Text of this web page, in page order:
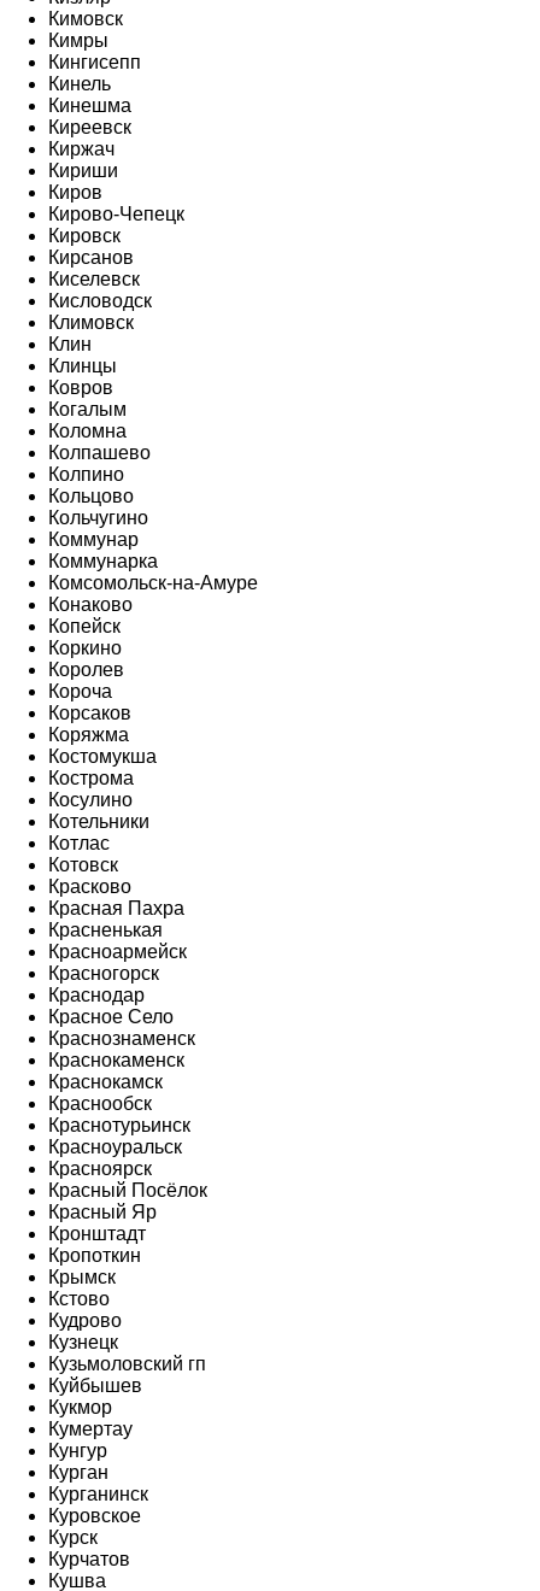
Кимовск
Кимры
Кингисепп
Кинель
Кинешма
Киреевск
Киржач
Кириши
Киров
Кирово-Чепецк
Кировск
Кирсанов
Киселевск
Кисловодск
Климовск
Клин
Клинцы
Ковров
Когалым
Коломна
Колпашево
Колпино
Кольцово
Кольчугино
Коммунар
Коммунарка
Комсомольск-на-Амуре
Конаково
Копейск
Коркино
Королев
Короча
Корсаков
Коряжма
Костомукша
Кострома
Косулино
Котельники
Котлас
Котовск
Красково
Красная Пахра
Красненькая
Красноармейск
Красногорск
Краснодар
Красное Село
Краснознаменск
Краснокаменск
Краснокамск
Краснообск
Краснотурьинск
Красноуральск
Красноярск
Красный Посёлок
Красный Яр
Кронштадт
Кропоткин
Крымск
Кстово
Кудрово
Кузнецк
Кузьмоловский гп
Куйбышев
Кукмор
Кумертау
Кунгур
Курган
Курганинск
Куровское
Курск
Курчатов
Кушва